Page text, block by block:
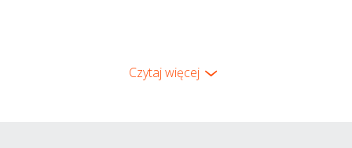
Czytaj więcej